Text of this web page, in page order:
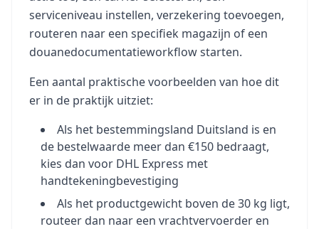
serviceniveau instellen, verzekering toevoegen,
routeren naar een specifiek magazijn of een
douanedocumentatieworkflow starten.
Een aantal praktische voorbeelden van hoe dit
er in de praktijk uitziet:
Als het bestemmingsland Duitsland is en
de bestelwaarde meer dan €150 bedraagt,
kies dan voor DHL Express met
handtekeningbevestiging
Als het productgewicht boven de 30 kg ligt,
routeer dan naar een vrachtvervoerder en